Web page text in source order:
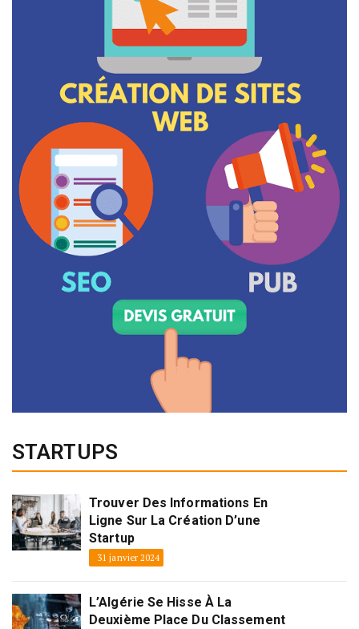
STARTUPS
Trouver Des Informations En
Ligne Sur La Création D’une
Startup
31 janvier 2024
L’Algérie Se Hisse À La
Deuxième Place Du Classement